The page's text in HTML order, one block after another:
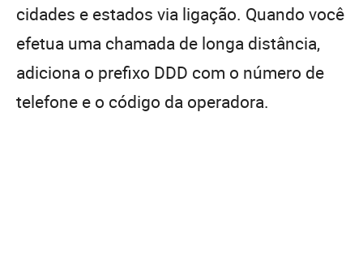
cidades e estados via ligação. Quando você
efetua uma chamada de longa distância,
adiciona o prefixo DDD com o número de
telefone e o código da operadora.